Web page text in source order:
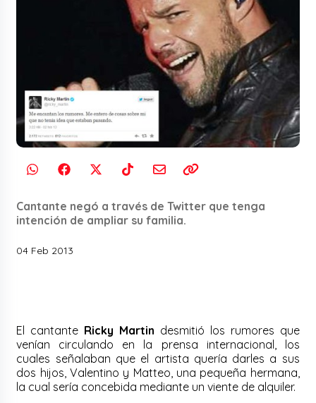
Cantante negó a través de Twitter que tenga
intención de ampliar su familia.
04 Feb 2013
El cantante Ricky Martin desmitió los rumores que
venían circulando en la prensa internacional, los
cuales señalaban que el artista quería darles a sus
dos hijos, Valentino y Matteo, una pequeña hermana,
la cual sería concebida mediante un viente de alquiler.